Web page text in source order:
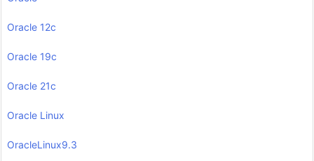
Oracle 12c
Oracle 19c
Oracle 21c
Oracle Linux
OracleLinux9.3